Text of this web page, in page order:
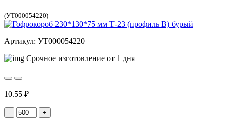
(УТ000054220)
Артикул: УТ000054220
Срочное изготовление от 1 дня
10.55 ₽